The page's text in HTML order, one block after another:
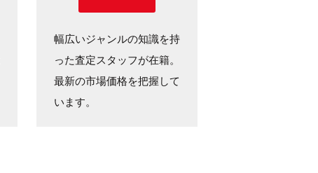
幅広いジャンルの知識を持
った査定スタッフが在籍。
最新の市場価格を把握して
います。